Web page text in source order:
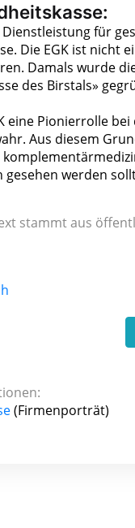
für
Die EGK ist nicht
Damals wurde
des Birstals»
eine Pionierrolle
Aus diesem
werden
stammt aus
(Firmenporträt)